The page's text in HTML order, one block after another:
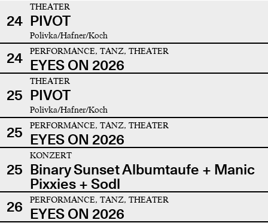
24
THEATER
PIVOT
Polivka/Hafner/Koch
24 PERFORMANCE, TANZ, THEATER
EYES ON 2026
25
THEATER
PIVOT
Polivka/Hafner/Koch
25 PERFORMANCE, TANZ, THEATER
EYES ON 2026
25
KONZERT
Binary Sunset Albumtaufe + Manic
Pixxies + Sodl
26
PERFORMANCE, TANZ, THEATER
EYES ON 2026